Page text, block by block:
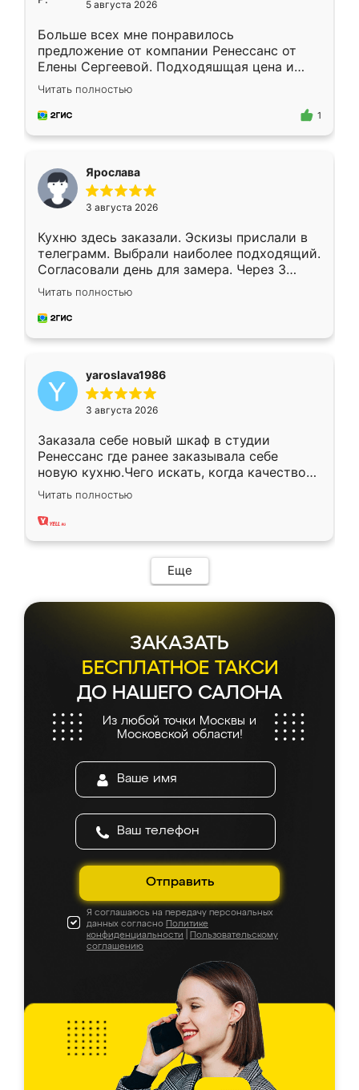
5 августа 2026
Больше всех мне понравилось
предложение от компании Ренессанс от
Елены Сергеевой. Подходяшщая цена и
короткие сроки изготовления. Приехавший
для замера сотрудник Владислав
предложил по моему эскизу самый
Читать полностью
1
Ярослава
3 августа 2026
Кухню здесь заказали. Эскизы прислали в
телеграмм. Выбрали наиболее подходящий.
Согласовали день для замера. Через 3
недели кухня была уже готова. Остались
довольны работой. Спасибо Ренессанс
мебель за качественную работу!
Читать полностью
yaroslava1986
3 августа 2026
Заказала себе новый шкаф в студии
Ренессанс где ранее заказывала себе
новую кухню.Чего искать, когда качеством
вполне довольна. Служит кухня уже почти
два года, нареканий нет.
Читать полностью
Еще
ЗАКАЗАТЬ
БЕСПЛАТНОЕ ТАКСИ
ДО НАШЕГО САЛОНА
Из любой точки Москвы и
Московской области!
Отправить
Я соглашаюсь на передачу персональных
данных согласно Политике
конфиденциальности
Пользовательскому
соглашению